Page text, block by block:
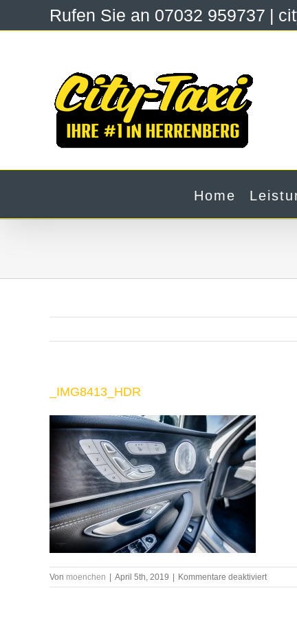
Rufen Sie an 07032 959737 |
Home
_IMG8413_HDR
Von moenchen | April 5th, 2019 | Kommentare deaktiviertfür